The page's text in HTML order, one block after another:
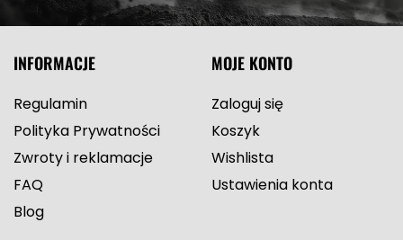
INFORMACJE
Regulamin
Polityka Prywatności
Zwroty i reklamacje
FAQ
Blog
MOJE KONTO
Zaloguj się
Koszyk
Wishlista
Ustawienia konta